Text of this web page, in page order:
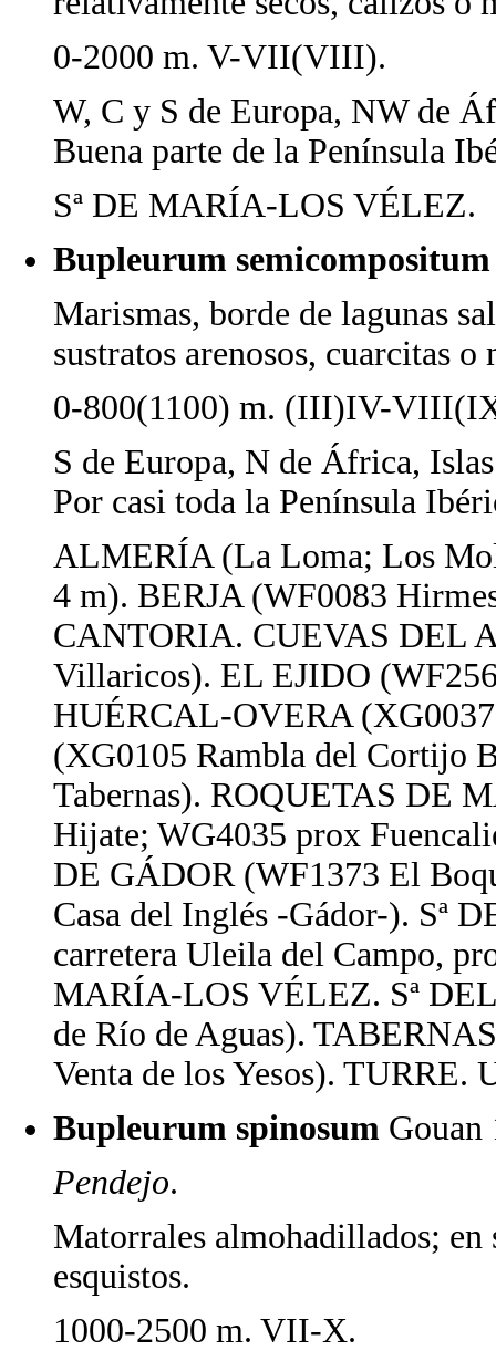
0-2000 m. V-VII(VIII).
W, C y S de Europa, NW de
Buena parte de la Península
Sª DE MARÍA-LOS VÉLEZ.
Bupleurum semicompositum
Marismas, borde de lagunas
sustratos arenosos, cuarcitas o
0-800(1100) m. (III)IV-
S de Europa, N de África,
Por casi toda la Península
ALMERÍA (La Loma; Los
4 m). BERJA (WF0083
CANTORIA. CUEVAS DEL
Villaricos). EL EJIDO
HUÉRCAL-OVERA
(XG0105 Rambla del Cortijo
Tabernas). ROQUETAS DE
Hijate; WG4035 prox
DE GÁDOR (WF1373 El
Casa del Inglés -Gádor-). Sª
carretera Uleila del Campo,
MARÍA-LOS VÉLEZ. Sª
de Río de Aguas).
Venta de los Yesos).
Bupleurum spinosum Gouan
Pendejo.
Matorrales almohadillados; en
esquistos.
1000-2500 m. VII-X.